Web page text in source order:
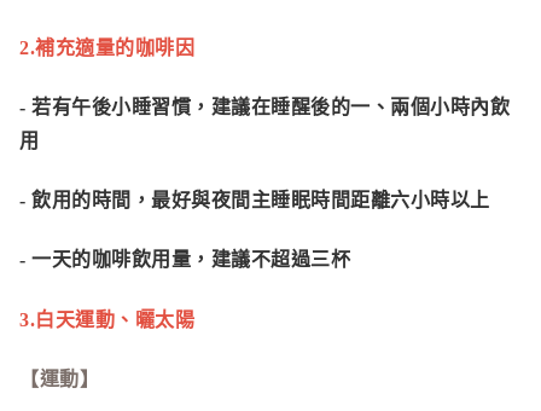
2.補充適量的咖啡因
- 若有午後小睡習慣，建議在睡醒後的一、兩個小時內飲
用
- 飲用的時間，最好與夜間主睡眠時間距離六小時以上
- 一天的咖啡飲用量，建議不超過三杯
3.白天運動、曬太陽
【運動】